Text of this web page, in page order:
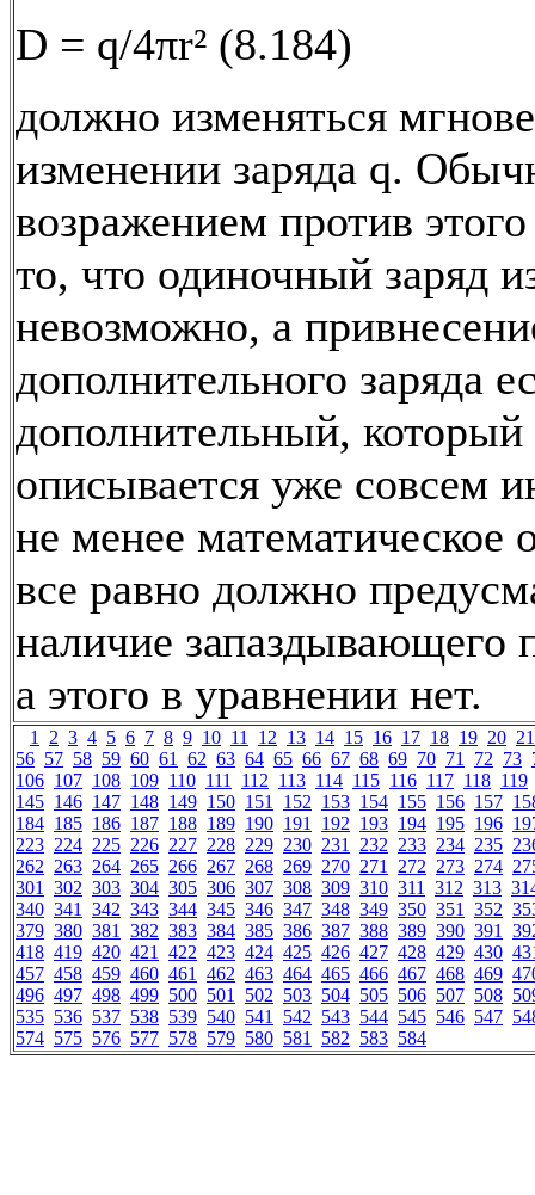
D = q/4πr² (8.184)
должно изменяться
изменении заряда q.
возражением против этого
то, что одиночный заряд
невозможно, а
дополнительного заряда
дополнительный, который
описывается уже совсем
не менее математическое
все равно должно
наличие запаздывающего
а этого в уравнении нет.
1 2 3 4 5 6 7 8 9 10 11 12 13 14 15 16 17 18 19 20 21
56 57 58 59 60 61 62 63 64 65 66 67 68 69 70 71 72 73
106 107 108 109 110 111 112 113 114 115 116 117 118 119
145 146 147 148 149 150 151 152 153 154 155 156 157
184 185 186 187 188 189 190 191 192 193 194 195 196
223 224 225 226 227 228 229 230 231 232 233 234 235
262 263 264 265 266 267 268 269 270 271 272 273 274
301 302 303 304 305 306 307 308 309 310 311 312 313
340 341 342 343 344 345 346 347 348 349 350 351 352
379 380 381 382 383 384 385 386 387 388 389 390 391
418 419 420 421 422 423 424 425 426 427 428 429 430
457 458 459 460 461 462 463 464 465 466 467 468 469
496 497 498 499 500 501 502 503 504 505 506 507 508
535 536 537 538 539 540 541 542 543 544 545 546 547
574 575 576 577 578 579 580 581 582 583 584